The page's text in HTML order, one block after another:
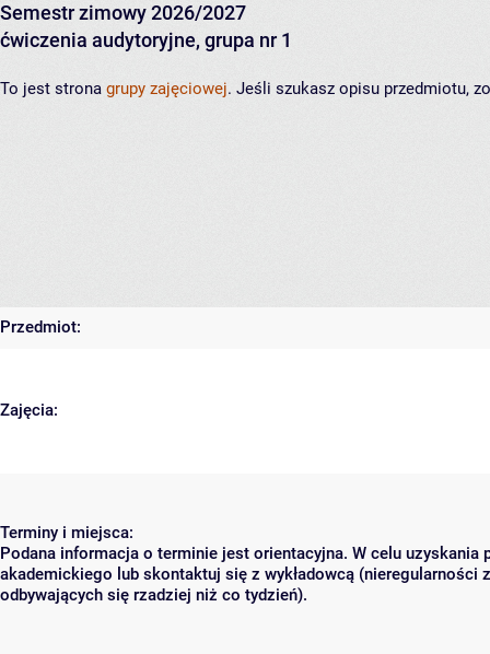
Semestr zimowy 2026/2027
ćwiczenia audytoryjne, grupa nr 1
To jest strona grupy zajęciowej. Jeśli szukasz opisu przedmiotu,
Przedmiot:
Zajęcia:
Terminy i miejsca:
Podana informacja o terminie jest orientacyjna. W celu
akademickiego lub skontaktuj się z wykładowcą (nieregularności
odbywających się rzadziej niż co tydzień).